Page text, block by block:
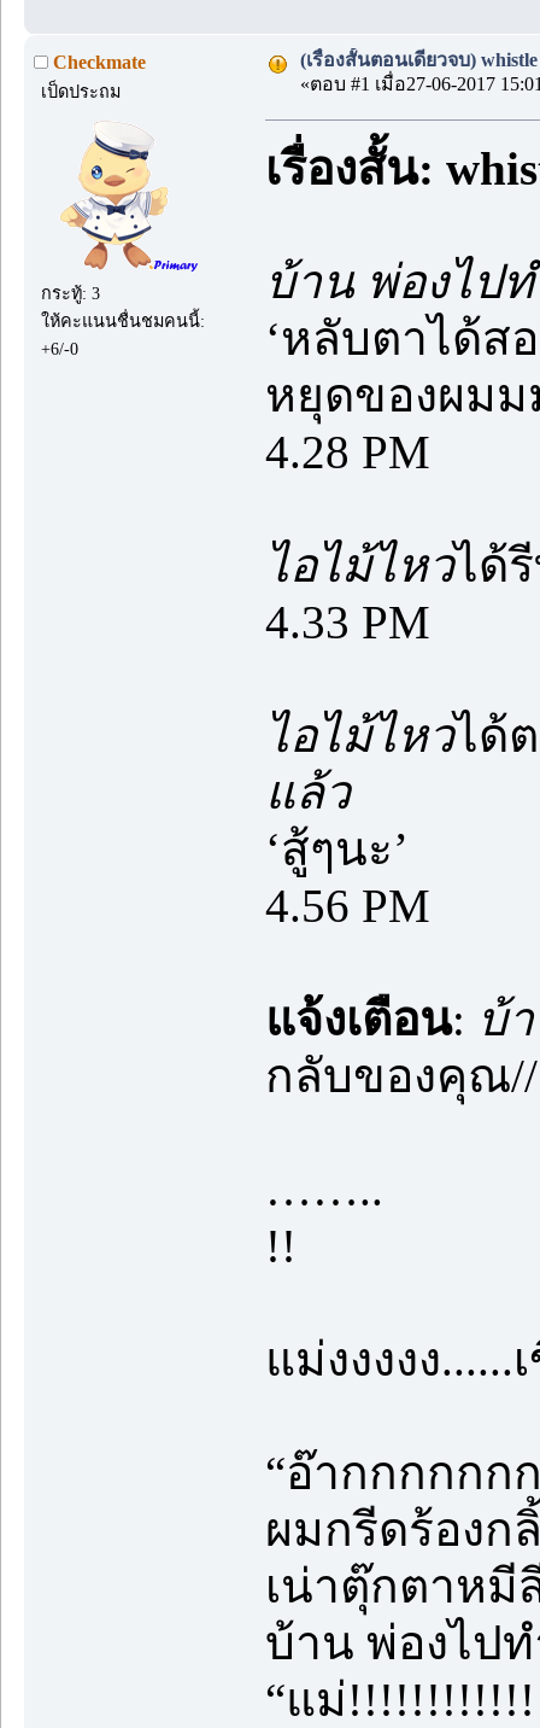
Checkmate
เป็ดประถม
กระทู้: 3
ให้คะแนนชื่นชมคนนี้:
+6/-0
(เรื่องสั้นตอนเดียวจบ)
«ตอบ #1 เมื่อ27-06-2017
เรื่องสั้น:
บ้าน พ่องไป
‘หลับตาได้ส
หยุดของผมม
4.28 PM
ไอไม้ไหวได้
4.33 PM
ไอไม้ไหวได้
แล้ว
‘สู้ๆนะ’
4.56 PM
แจ้งเตือน: บ้
กลับของคุณ//
……..
!!
แม่งงงงง
“อ๊ากกกกกก
ผมกรีดร้องก
เน่าตุ๊กตาห
บ้าน พ่องไป
“แม่